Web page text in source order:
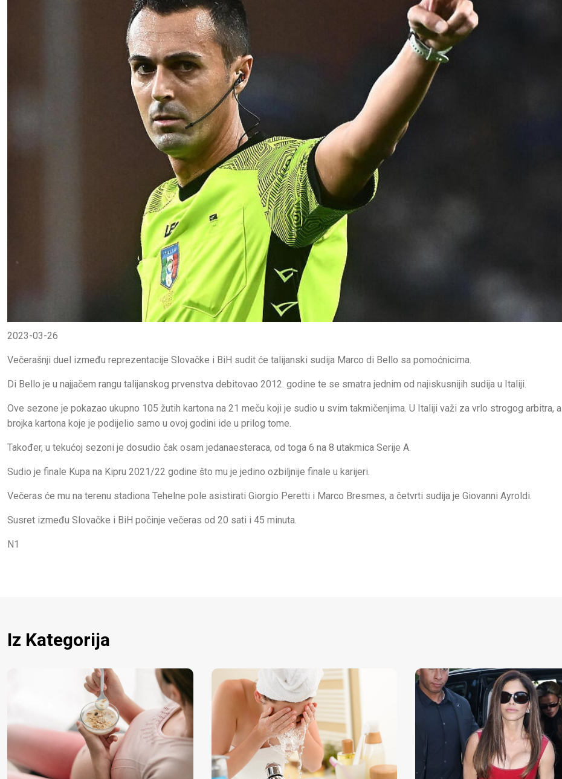
2023-03-26
Večerašnji duel između reprezentacije Slovačke i BiH sudit će talijanski sudija Marco di Bello sa pomoćnicima.
Di Bello je u najjačem rangu talijanskog prvenstva debitovao 2012. godine te se smatra jednim od najiskusnijih sudija u Italiji.
Ove sezone je pokazao ukupno 105 žutih kartona na 21 meču koji je sudio u svim takmičenjima. U Italiji važi za vrlo strogog arbitra, a
brojka kartona koje je podijelio samo u ovoj godini ide u prilog tome.
Također, u tekućoj sezoni je dosudio čak osam jedanaesteraca, od toga 6 na 8 utakmica Serije A.
Sudio je finale Kupa na Kipru 2021/22 godine što mu je jedino ozbiljnije finale u karijeri.
Večeras će mu na terenu stadiona Tehelne pole asistirati Giorgio Peretti i Marco Bresmes, a četvrti sudija je Giovanni Ayroldi.
Susret između Slovačke i BiH počinje večeras od 20 sati i 45 minuta.
N1
Iz Kategorija